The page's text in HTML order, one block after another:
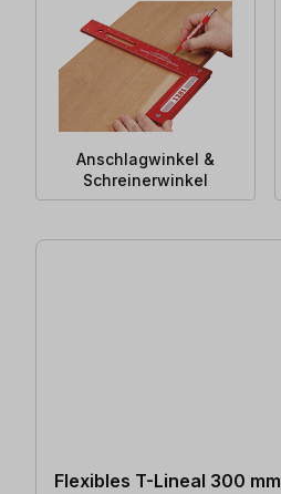
Anschlagwinkel &
Schreinerwinkel
79 Artikel gefunden
Flexibles T-Lineal 300 mm